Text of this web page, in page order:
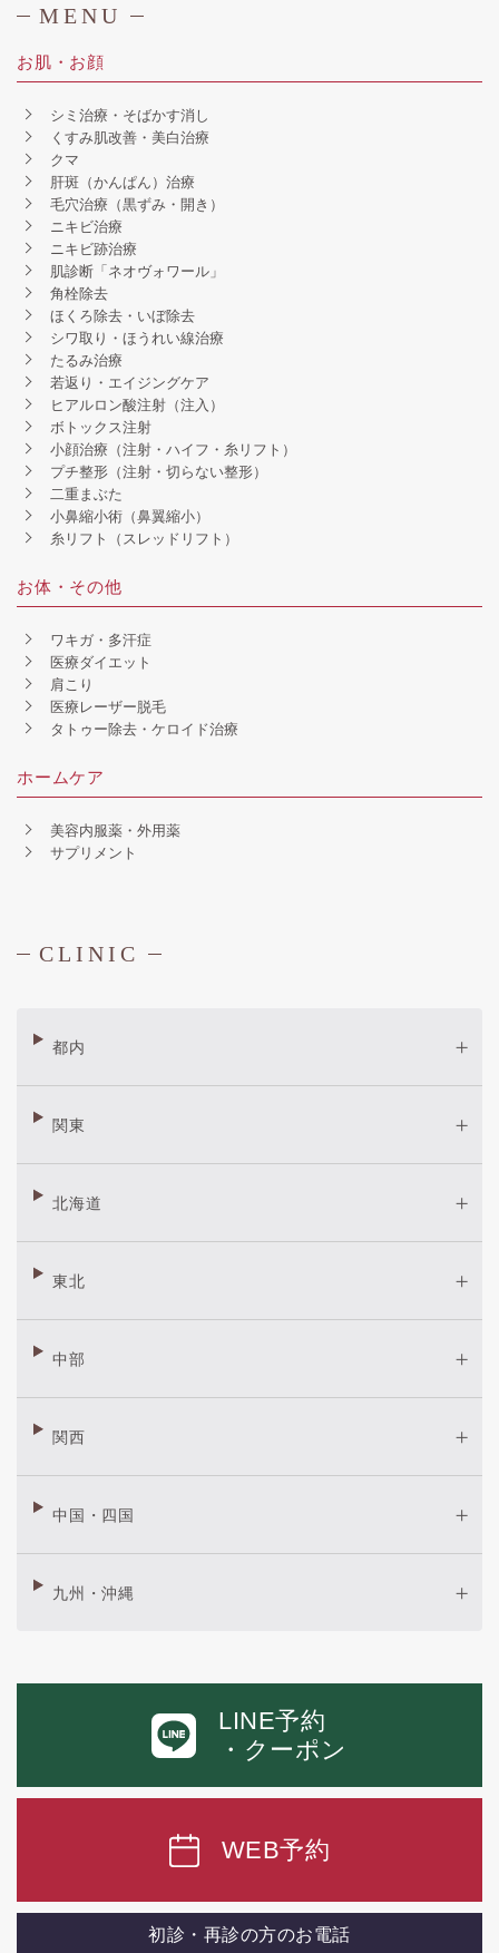
MENU
お肌・お顔
シミ治療・そばかす消し
くすみ肌改善・美白治療
クマ
肝斑（かんぱん）治療
毛穴治療（黒ずみ・開き）
ニキビ治療
ニキビ跡治療
肌診断「ネオヴォワール」
角栓除去
ほくろ除去・いぼ除去
シワ取り・ほうれい線治療
たるみ治療
若返り・エイジングケア
ヒアルロン酸注射（注入）
ボトックス注射
小顔治療（注射・ハイフ・糸リフト）
プチ整形（注射・切らない整形）
二重まぶた
小鼻縮小術（鼻翼縮小）
糸リフト（スレッドリフト）
お体・その他
ワキガ・多汗症
医療ダイエット
肩こり
医療レーザー脱毛
タトゥー除去・ケロイド治療
ホームケア
美容内服薬・外用薬
サプリメント
CLINIC
都内
関東
北海道
東北
中部
関西
中国・四国
九州・沖縄
LINE予約
・クーポン
WEB予約
初診・再診の方のお電話